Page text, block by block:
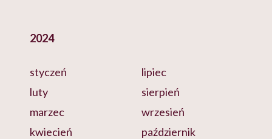
2024
styczeń
luty
marzec
kwiecień
lipiec
sierpień
wrzesień
październik